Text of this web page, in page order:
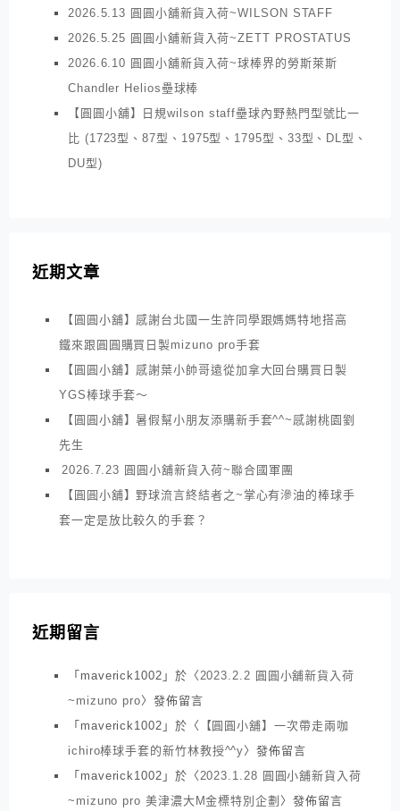
2026.5.13 圓圓小舖新貨入荷~WILSON STAFF
2026.5.25 圓圓小舖新貨入荷~ZETT PROSTATUS
2026.6.10 圓圓小舖新貨入荷~球棒界的勞斯萊斯
Chandler Helios壘球棒
【圓圓小舖】日規wilson staff壘球內野熱門型號比一
比 (1723型、87型、1975型、1795型、33型、DL型、
DU型)
近期文章
【圓圓小舖】感謝台北國一生許同學跟媽媽特地搭高
鐵來跟圓圓購買日製mizuno pro手套
【圓圓小舖】感謝葉小帥哥遠從加拿大回台購買日製
YGS棒球手套～
【圓圓小舖】暑假幫小朋友添購新手套^^~感謝桃園劉
先生
2026.7.23 圓圓小舖新貨入荷~聯合國軍團
【圓圓小舖】野球流言終結者之~掌心有滲油的棒球手
套一定是放比較久的手套？
近期留言
「 maverick1002 」於〈2023.2.2 圓圓小舖新貨入荷
~mizuno pro〉發佈留言
「 maverick1002 」於〈
【圓圓小舖】一次帶走兩咖
ichiro棒球手套的新竹林教授^^y〉發佈留言
「 maverick1002 」於〈2023.1.28 圓圓小舖新貨入荷
~mizuno pro 美津濃大M金標特別企劃 〉發佈留言